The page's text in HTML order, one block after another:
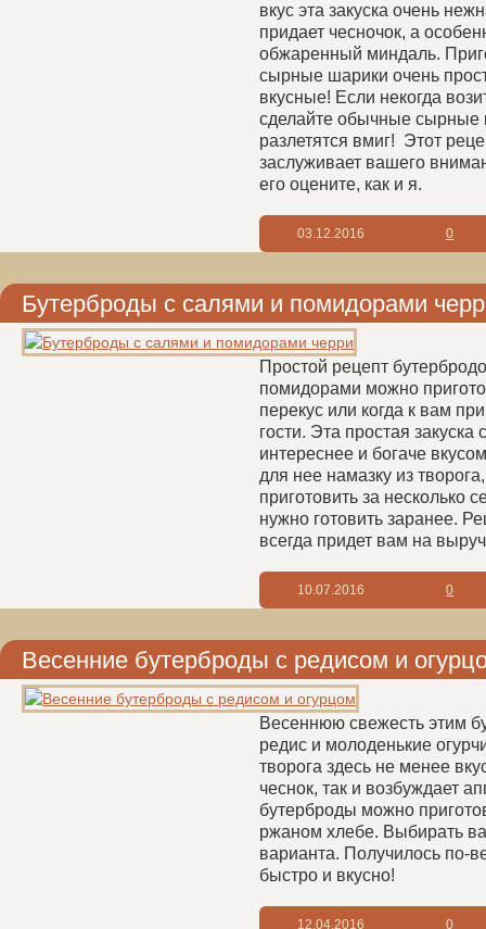
вкус эта закуска очень
придает чесночок, а
обжаренный миндаль.
сырные шарики очень
вкусные! Если некогда
сделайте обычные сырные
разлетятся вмиг! Этот
заслуживает вашего
его оцените, как и я.
03.12.2016 0
Бутерброды с салями и помидорами
Простой рецепт
помидорами можно
перекус или когда к вам
гости. Эта простая закуска
интереснее и богаче
для нее намазку из
приготовить за несколько
нужно готовить заранее.
всегда придет вам на
10.07.2016 0
Весенние бутерброды с редисом и
Весеннюю свежесть этим
редис и молоденькие
творога здесь не менее
чеснок, так и возбуждает
бутерброды можно
ржаном хлебе. Выбирать
варианта. Получилось по-
быстро и вкусно!
12.04.2016 0